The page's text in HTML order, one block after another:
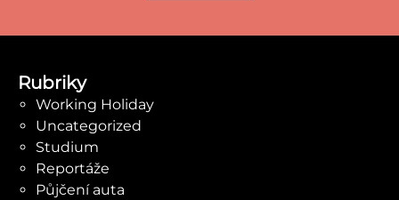
Rubriky
Working Holiday
Uncategorized
Studium
Reportáže
Půjčení auta